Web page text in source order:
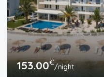
153.00€/night